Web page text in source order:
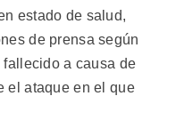
estado de salud,
de prensa según
a causa de
el ataque en el que